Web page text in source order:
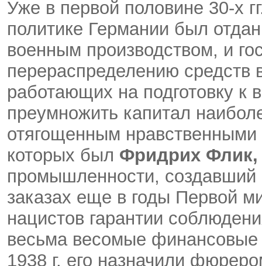
Уже в первой половине 30-х
политике Германии был
военным производством, и
перераспределению средств
работающих на подготовку к
преумножить капитал
отягощенным
которых был Фридрих Флик,
промышленности, создавший
заказах еще в годы Первой
нацистов гарантии
весьма весомые финансовые
1938 г. его назначили